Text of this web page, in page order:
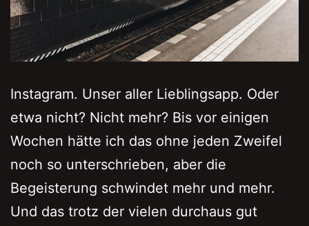
Instagram. Unser aller Lieblingsapp. Oder
etwa nicht? Nicht mehr? Bis vor einigen
Wochen hätte ich das ohne jeden Zweifel
noch so unterschrieben, aber die
Begeisterung schwindet mehr und mehr.
Und das trotz der vielen durchaus gut